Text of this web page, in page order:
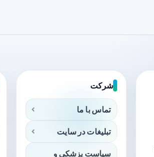
شرکت
تماس با ما
تبلیغات در سایت
سیاست پزشکی و